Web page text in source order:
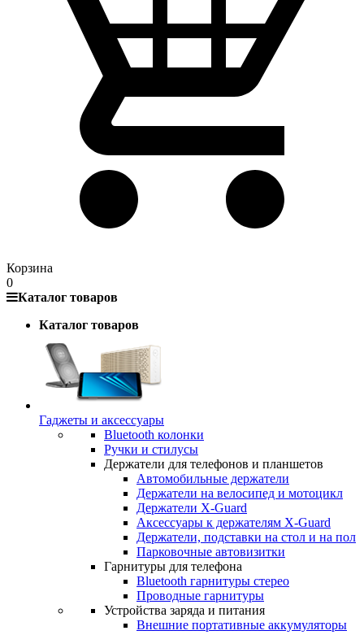
Корзина
0
Каталог товаров
Каталог товаров
Гаджеты и аксессуары
Bluetooth колонки
Ручки и стилусы
Держатели для телефонов и планшетов
Автомобильные держатели
Держатели на велосипед и мотоцикл
Держатели X-Guard
Аксессуары к держателям X-Guard
Держатели, подставки на стол и на пол
Парковочные автовизитки
Гарнитуры для телефона
Bluetooth гарнитуры стерео
Проводные гарнитуры
Устройства заряда и питания
Внешние портативные аккумуляторы